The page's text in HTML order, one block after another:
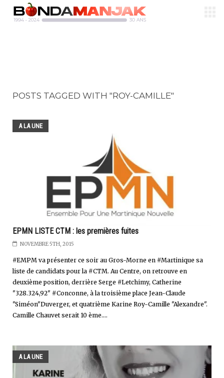
POSTS TAGGED WITH "ROY-CAMILLE"
A LA UNE
EPMN LISTE CTM : les premières fuites
NOVEMBRE 5TH, 2015
#EMPM va présenter ce soir au Gros-Morne en #Martinique sa
liste de candidats pour la #CTM. Au Centre, on retrouve en
deuxième position, derrière Serge #Letchimy, Catherine
"328.324,92" #Conconne, à la troisième place Jean-Claude
"Siméon"Duverger, et quatrième Karine Roy-Camille "Alexandre".
Camille Chauvet serait 10 ème....
A LA UNE